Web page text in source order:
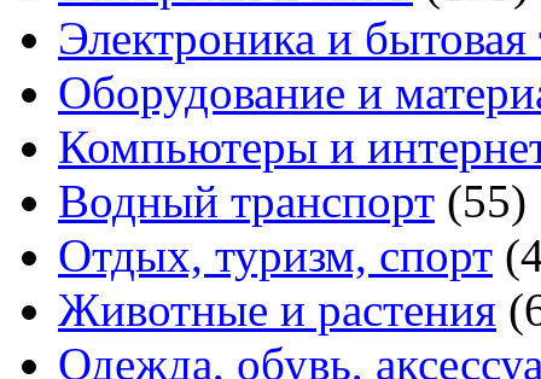
Электроника и бытовая
Оборудование и
Компьютеры и
Водный транспорт (55)
Отдых, туризм, спорт
Животные и растения
Одежда, обувь,